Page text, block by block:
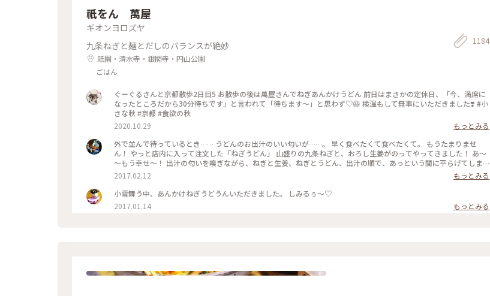
祇をん 萬屋
ギオンヨロズヤ
九条ねぎと麺とだしのバランスが絶妙
祇園・清水寺・銀閣寺・円山公園
ごはん
1184
ぐーぐるさんと京都散歩2日目5 お散歩の後は萬屋さんでねぎあんかけうどん 前日はまさかの定休日、「今、満席に
なったところだから30分待ちです」と言われて「待ちます〜」と思わず♡︎😆 検温もして無事にいただきました❣️ #小
さな秋 #京都 #食欲の秋
2020.10.29
もっとみる
外で並んで待っているとき…… うどんのお出汁のいい匂いが……。 早く食べたくて食べたくて。 もうたまりませ
ん！ やっと店内に入って注文した「ねぎうどん」 山盛りの九条ねぎと、おろし生姜がのってやってきました！ あ～
～もう幸せ～！ 出汁の匂いを嗅ぎながら、ねぎと生姜、ねぎとうどん、出汁の順で、あっという間に平らげてしま
いました。 食べ終わったときに友人と目を合わせて笑顔でほっこり！ 身も心も充電満タン！ #和む #京都さんぽ#こ
とりっぷ京都
2017.02.12
もっとみる
小雪舞う中、あんかけねぎうどうんいただきました。 しみるぅ〜♡
2017.01.14
もっとみる